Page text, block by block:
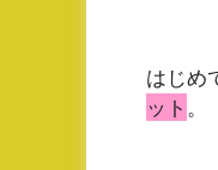
はじめ
ット 。